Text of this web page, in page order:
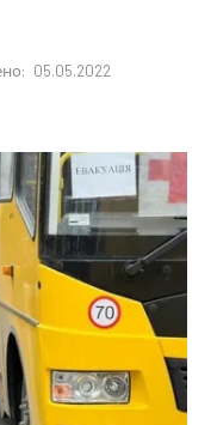
05.05.2022